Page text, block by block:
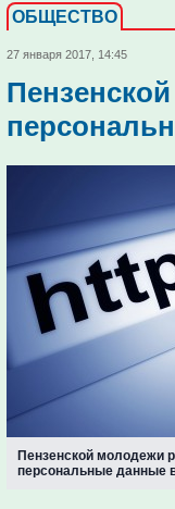
ОБЩЕСТВО
27 января 2017, 14:45
Пензенской молодежи
персональные данные